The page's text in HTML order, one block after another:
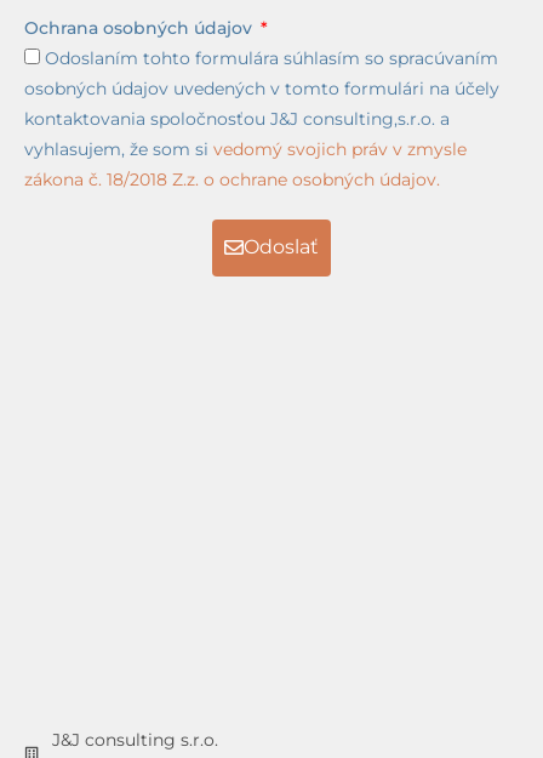
Ochrana osobných údajov
Odoslaním tohto formulára súhlasím so spracúvaním
osobných údajov uvedených v tomto formulári na účely
kontaktovania spoločnosťou J&J consulting,s.r.o. a
vyhlasujem, že som si vedomý svojich práv v zmysle
zákona č. 18/2018 Z.z. o ochrane osobných údajov.
Odoslať
J&J consulting s.r.o.